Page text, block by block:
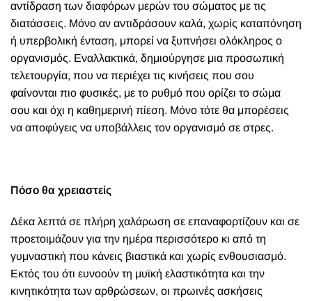
αντίδραση των διαφόρων μερών του σώματος με τις
διατάσσεις. Μόνο αν αντιδράσουν καλά, χωρίς καταπόνηση
ή υπερβολική ένταση, μπορεί να ξυπνήσει ολόκληρος ο
οργανισμός. Εναλλακτικά, δημιούργησε μια προσωπική
τελετουργία, που να περιέχει τις κινήσεις που σου
φαίνονται πιο φυσικές, με το ρυθμό που ορίζει το σώμα
σου και όχι η καθημερινή πίεση. Μόνο τότε θα μπορέσεις
να αποφύγεις να υποβάλλεις τον οργανισμό σε στρες.
Πόσο θα χρειαστείς
Δέκα λεπτά σε πλήρη χαλάρωση σε επαναφορτίζουν και σε
προετοιμάζουν για την ημέρα περισσότερο κι από τη
γυμναστική που κάνεις βιαστικά και χωρίς ενθουσιασμό.
Εκτός του ότι ευνοούν τη μυϊκή ελαστικότητα και την
κινητικότητα των αρθρώσεων, οι πρωινές ασκήσεις